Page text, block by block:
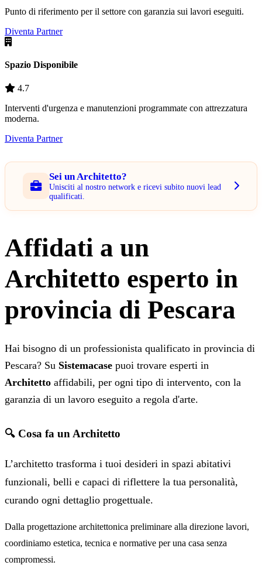
Punto di riferimento per il settore con garanzia sui lavori eseguiti.
Diventa Partner
Spazio Disponibile
4.7
Interventi d'urgenza e manutenzioni programmate con attrezzatura
moderna.
Diventa Partner
Sei un Architetto?
Unisciti al nostro network e ricevi subito nuovi lead
qualificati.
Affidati a un
Architetto esperto in
provincia di Pescara
Hai bisogno di un professionista qualificato in provincia di
Pescara? Su Sistemacase puoi trovare esperti in
Architetto affidabili, per ogni tipo di intervento, con la
garanzia di un lavoro eseguito a regola d'arte.
🔍 Cosa fa un Architetto
L’architetto trasforma i tuoi desideri in spazi abitativi
funzionali, belli e capaci di riflettere la tua personalità,
curando ogni dettaglio progettuale.
Dalla progettazione architettonica preliminare alla direzione lavori,
coordiniamo estetica, tecnica e normative per una casa senza
compromessi.